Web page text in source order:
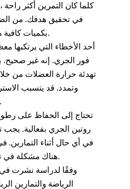
كلما كان التمرين أكثر راحة
في تحقيق هدفك. من
بكميات كافية من وقت لآخر أثناء الجري.
أحد الأخطاء التي يرتكبها
فور الجري. إنه غير
تهدئة حرارة العضلات من
وتمدد. قد يتسبب
الإصابة بألم في العضلات.
تحتاج إلى الحفاظ على
روتين الجري بفعالية.
في أي حال أثناء التمارين.
هناك مشكلة في تقلصات العضلات أو الألم.
وفقًا لدراسة نشرت
الرياضة والتمارين